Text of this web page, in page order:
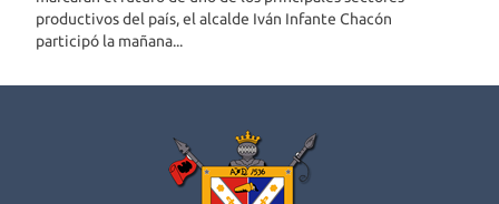
productivos del país, el alcalde Iván Infante Chacón
participó la mañana...